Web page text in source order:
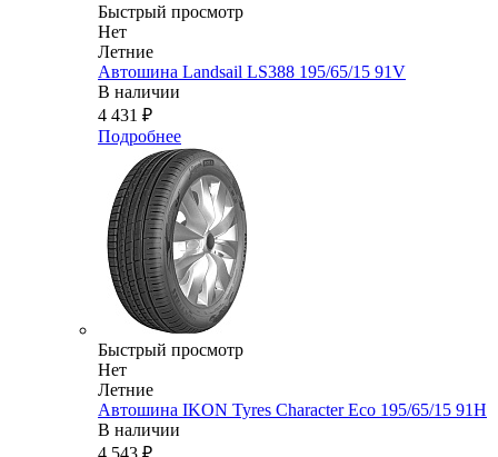
Быстрый просмотр
Нет
Летние
Автошина Landsail LS388 195/65/15 91V
В наличии
4 431 ₽
Подробнее
Быстрый просмотр
Нет
Летние
Автошина IKON Tyres Character Eco 195/65/15 91H
В наличии
4 543 ₽